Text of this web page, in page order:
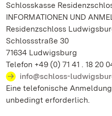
Schlosskasse
INFORMATIONEN UND
Residenzschloss
Schlossstraße 30
71634 Ludwigsburg
Telefon +49 (0) 71 41 . 18 20
info@schloss-
Eine telefonische
unbedingt erforderlich.